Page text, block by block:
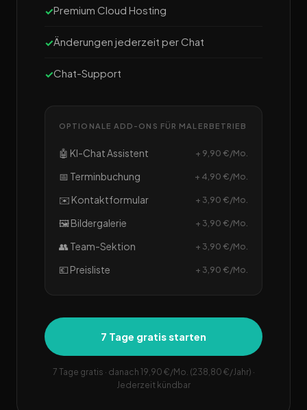
Premium Cloud Hosting
Änderungen jederzeit per Chat
Chat-Support
OPTIONALE ADD-ONS FÜR MALERBETRIEB
🤖 KI-Chat Assistent + 9,90 €/Mo.
📅 Terminbuchung + 4,90 €/Mo.
✉️ Kontaktformular + 3,90 €/Mo.
🖼️ Bildergalerie + 3,90 €/Mo.
👥 Team-Sektion + 3,90 €/Mo.
💶 Preisliste + 3,90 €/Mo.
7 Tage gratis starten
7 Tage gratis · danach 19,90 €/Mo. (238,80 €/Jahr) ·
Jederzeit kündbar